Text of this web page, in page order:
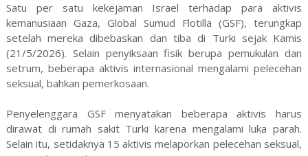
Satu per satu kekejaman Israel terhadap para aktivis
kemanusiaan Gaza, Global Sumud Flotilla (GSF), terungkap
setelah mereka dibebaskan dan tiba di Turki sejak Kamis
(21/5/2026). Selain penyiksaan fisik berupa pemukulan dan
setrum, beberapa aktivis internasional mengalami pelecehan
seksual, bahkan pemerkosaan.
Penyelenggara GSF menyatakan beberapa aktivis harus
dirawat di rumah sakit Turki karena mengalami luka parah.
Selain itu, setidaknya 15 aktivis melaporkan pelecehan seksual,